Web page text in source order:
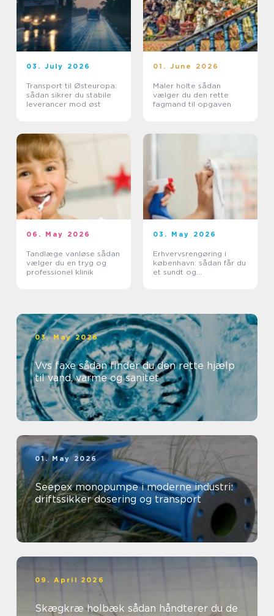
03. July 2026
Transport til Østeuropa:
sådan sikrer du stabile
leverancer mod øst
01. June 2026
Maler holte sådan
vælger du den rette
fagmand til opgaven
06. May 2026
Tandlæge vanløse sådan
vælger du en tryg og
professionel klinik
03. May 2026
Erhvervsrengøring i
københavn: sådan får du
et sundt og
03. May 2026
Vvs faxe sådan finder du den rette hjælp
til vand, varme og sanitet
01. May 2026
Seepex monopumpe i moderne industri:
driftssikker dosering og transport
09. April 2026
Skægkræ holbæk sådan håndterer du de